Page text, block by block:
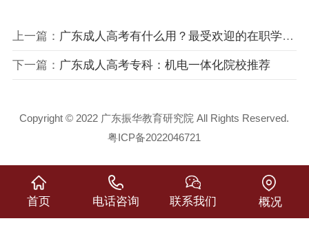
上一篇： 广东成人高考有什么用？最受欢迎的在职学习提升学历方式
下一篇： 广东成人高考专科：机电一体化院校推荐
Copyright © 2022 广东振华教育研究院 All Rights Reserved.
粤ICP备2022046721
首页 电话咨询 联系我们 概况